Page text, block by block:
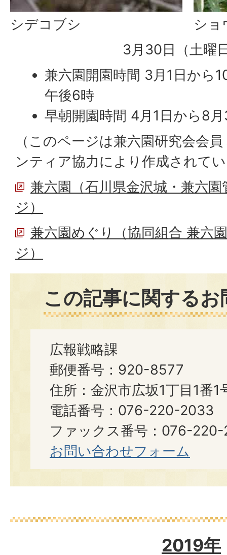
シデコブシ
ショ
3月30日（土曜
兼六園開園時間 3月1日から
午後6時
早朝開園時間 4月1日から8
（このページは兼六園研究会会
ンティア協力により作成されて
兼六園（石川県金沢城・兼六
ジ）
兼六園めぐり（協同組合 兼六
ジ）
この記事に関する
広報戦略課
郵便番号：920-8577
住所：金沢市広坂1丁目1番1
電話番号：076-220-2033
ファックス番号：076-
お問い合わせフォーム
2019年